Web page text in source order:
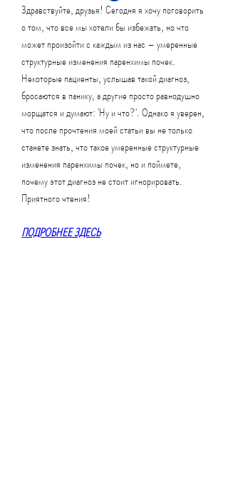
Здравствуйте, друзья! Сегодня я хочу поговорить
о том, что все мы хотели бы избежать, но что
может произойти с каждым из нас – умеренные
структурные изменения паренхимы почек.
Некоторые пациенты, услышав такой диагноз,
бросаются в панику, а другие просто равнодушно
морщатся и думают: 'Ну и что?'. Однако я уверен,
что после прочтения моей статьи вы не только
станете знать, что такое умеренные структурные
изменения паренхимы почек, но и поймете,
почему этот диагноз не стоит игнорировать.
Приятного чтения!
ПОДРОБНЕЕ ЗДЕСЬ